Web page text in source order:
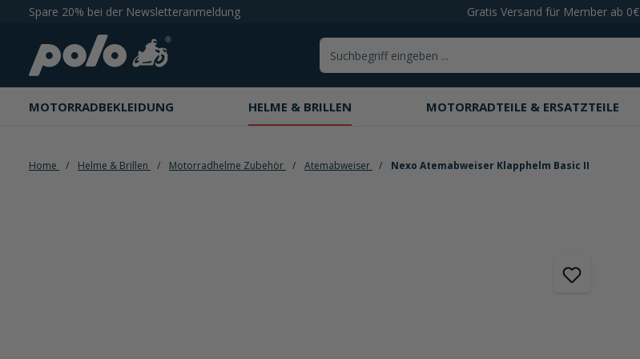
Zur Hauptnavigation springen
Spare 20% bei der Newsletteranmeldung Gratis Versand für Member ab 0€
MOTORRADBEKLEIDUNG HELME & BRILLEN MOTORRADTEILE & ERSATZTEILE
Home Helme & Brillen Motorradhelme Zubehör Atemabweiser Nexo Atemabweiser Klapphelm Basic II